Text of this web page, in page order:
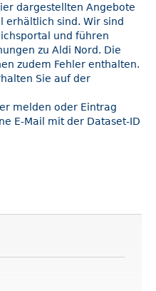
dargestellten Angebote
erhältlich sind. Wir sind
und führen
zu Aldi Nord. Die
zudem Fehler enthalten.
Sie auf der
melden oder Eintrag
E-Mail mit der Dataset-ID